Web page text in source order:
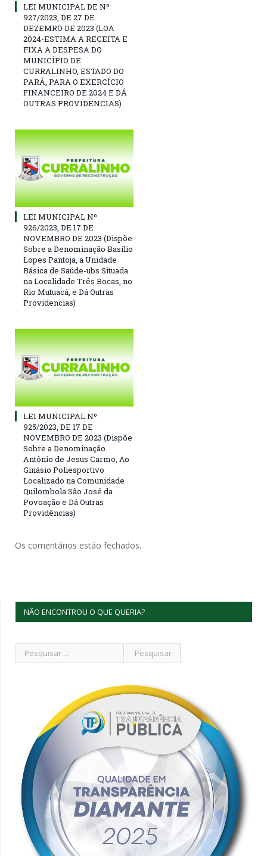
LEI MUNICIPAL DE Nº
927/2023, DE 27 DE
DEZEMRO DE 2023 (LOA
2024-ESTIMA A RECEITA E
FIXA A DESPESA DO
MUNICÍPIO DE
CURRALINHO, ESTADO DO
PARÁ, PARA O EXERCÍCIO
FINANCEIRO DE 2024 E DÁ
OUTRAS PROVIDENCIAS)
LEI MUNICIPAL Nº
926/2023, DE 17 DE
NOVEMBRO DE 2023 (Dispõe
Sobre a Denominação Basílio
Lopes Pantoja, a Unidade
Básica de Saúde-ubs Situada
na Localidade Três Bocas, no
Rio Mutuacá, e Dá Outras
Providencias)
LEI MUNICIPAL Nº
925/2023, DE 17 DE
NOVEMBRO DE 2023 (Dispõe
Sobre a Denominação
Antônio de Jesus Carmo, Λο
Ginásio Poliesportivo
Localizado na Comunidade
Quilombola São José da
Povoação e Dá Outras
Providências)
Os comentários estão fechados.
NÃO ENCONTROU O QUE QUERIA?